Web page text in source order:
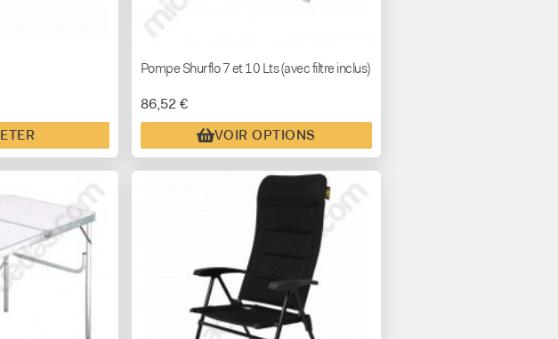
Pompe Shurflo 7 et 10 Lts (avec filtre inclus)
86,52 €
VOIR OPTIONS